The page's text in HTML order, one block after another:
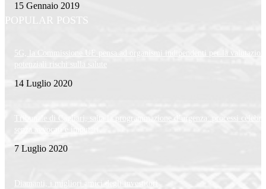
15 Gennaio 2019
POPULAR POSTS
5G, la Commissione UE pensa ad organismi indipendenti per la
potenziali rischi sulla salute
14 Luglio 2020
Tribunale di Cagliari, salta la programmazione d’urgenza: processi
senza avvocati e imputati
7 Luglio 2020
Diamanti, i migliori amici degli investitori